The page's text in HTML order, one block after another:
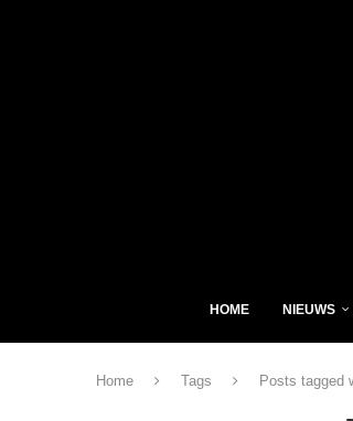
HOME NIEUWS
Home Tags Posts tagged